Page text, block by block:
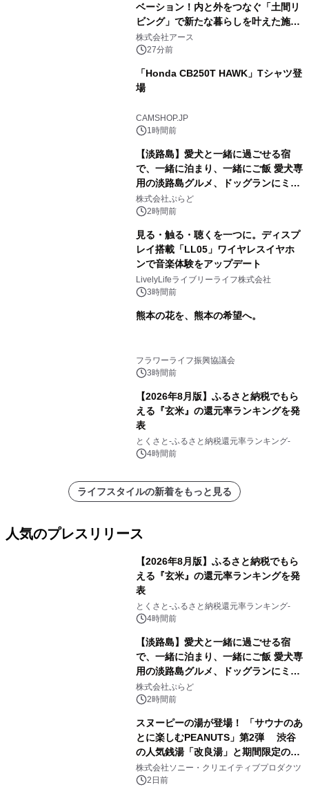
ベーション！内と外をつなぐ「土間リ
ビング」で新たな暮らしを叶えた施工
事例を株式会社アースが公開
株式会社アース
27分前
「Honda CB250T HAWK」Tシャツ登
場
CAMSHOP.JP
1時間前
【淡路島】愛犬と一緒に過ごせる宿
で、一緒に泊まり、一緒にご飯 愛犬専
用の淡路島グルメ、ドッグランにミニ
プール グランピングとトレーラーハウ
スの2施設で
株式会社ぷらど
2時間前
見る・触る・聴くを一つに。ディスプ
レイ搭載「LL05」ワイヤレスイヤホ
ンで音楽体験をアップデート
LivelyLifeライブリーライフ株式会社
3時間前
熊本の花を、熊本の希望へ。
フラワーライフ振興協議会
3時間前
【2026年8月版】ふるさと納税でもら
える『玄米』の還元率ランキングを発
表
とくさと-ふるさと納税還元率ランキング-
4時間前
ライフスタイルの新着をもっと見る
人気のプレスリリース
【2026年8月版】ふるさと納税でもら
える『玄米』の還元率ランキングを発
表
とくさと-ふるさと納税還元率ランキング-
4時間前
【淡路島】愛犬と一緒に過ごせる宿
で、一緒に泊まり、一緒にご飯 愛犬専
用の淡路島グルメ、ドッグランにミニ
プール グランピングとトレーラーハウ
スの2施設で
株式会社ぷらど
2時間前
スヌーピーの湯が登場！ 「サウナのあ
とに楽しむPEANUTS」第2弾 渋谷
の人気銭湯「改良湯」と期間限定のコ
ラボレーション サウナイキタイコラ
ボグッズも発売決定！
株式会社ソニー・クリエイティブプロダクツ
2日前